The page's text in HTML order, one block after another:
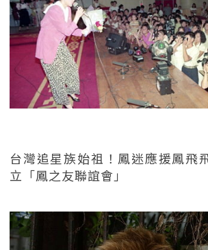
台灣追星族始祖！鳳迷應援鳳飛
立「鳳之友聯誼會」